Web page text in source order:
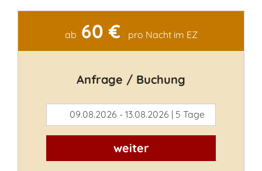
Kontakt
ab 60 € pro Nacht im EZ
Anfrage / Buchung
09.08.2026 - 13.08.2026 | 5 Tage
weiter